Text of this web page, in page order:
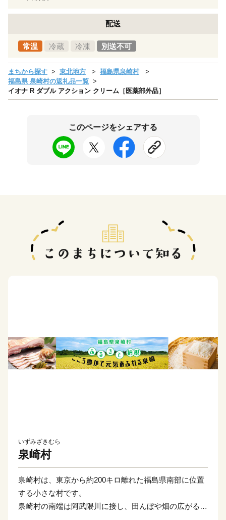
配送
常温 冷蔵 冷凍 別送不可
まちから探す 東北地方
福島県泉崎村
福島県 泉崎村の返礼品一覧
イオナ R ダブル アクション クリーム［医薬部外品］
このページをシェアする
いずみざきむら
泉崎村
泉崎村は、東京から約200キロ離れた福島県南部に位置
する小さな村です。
泉崎村の南端は阿武隈川に接し、田んぼや畑の広がる平